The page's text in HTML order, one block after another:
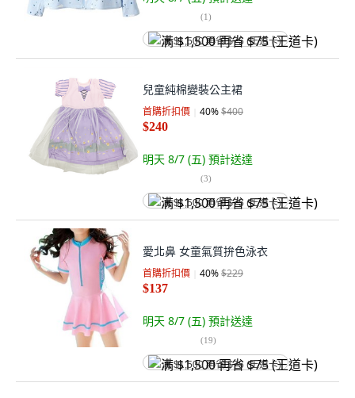
(1)
满 $1,500 再省 $75 (王道卡)
兒童純棉變裝公主裙
首購折扣價 40%$400
$240
明天 8/7 (五) 預計送達
(3)
满 $1,500 再省 $75 (王道卡)
愛北鼻 女童氣質拚色泳衣
首購折扣價 40%$229
$137
明天 8/7 (五) 預計送達
(19)
满 $1,500 再省 $75 (王道卡)